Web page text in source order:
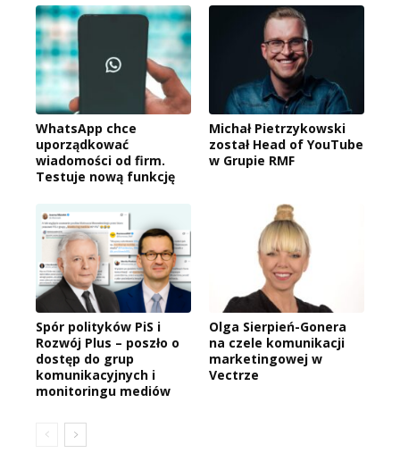
WhatsApp chce
uporządkować
wiadomości od firm.
Testuje nową funkcję
Michał Pietrzykowski
został Head of YouTube
w Grupie RMF
Spór polityków PiS i
Rozwój Plus – poszło o
dostęp do grup
komunikacyjnych i
monitoringu mediów
Olga Sierpień-Gonera
na czele komunikacji
marketingowej w
Vectrze